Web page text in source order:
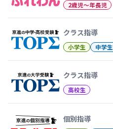
2歳児〜年長児
クラス指導
小学生 中学生
クラス指導
高校生
個別指導